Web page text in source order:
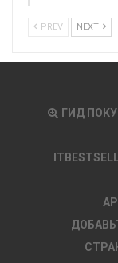
PREV NEXT
ГИД